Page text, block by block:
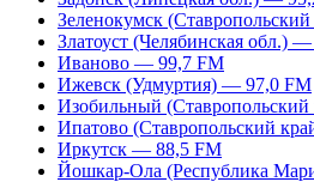
Зеленокумск
Златоуст (Челябинская обл.)
Иваново — 99,7 FM
Ижевск (Удмуртия) — 97,0 FM
Изобильный
Ипатово (Ставропольский
Иркутск — 88,5 FM
Йошкар-Ола (Республика